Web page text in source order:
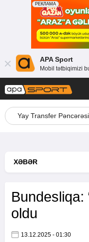
APA Sport
Mobil tətbiqimizi
Yay Transfer Pəncərəsi
XƏBƏR
Bundesliqa:
oldu
13.12.2025 - 01:30